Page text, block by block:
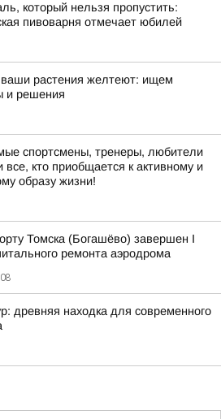
который нельзя пропустить:
пивоварня отмечает юбилей
растения желтеют: ищем
и решения
спортсмены, тренеры, любители
все, кто приобщается к активному и
образу жизни!
Томска (Богашёво) завершен I
ремонта аэродрома
древняя находка для современного